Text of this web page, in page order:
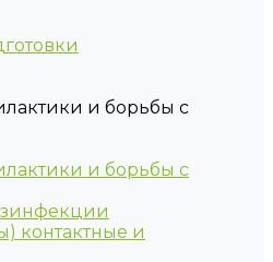
и борьбы с
и борьбы с
контактные и